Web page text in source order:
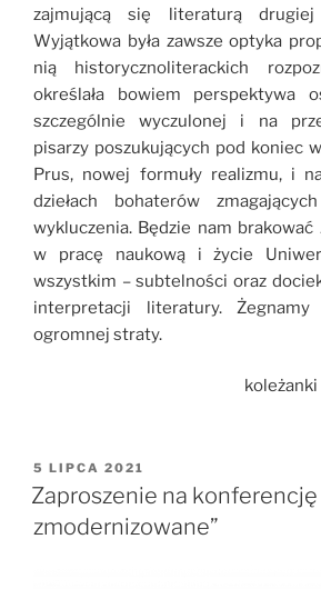
zajmującą się literaturą
Wyjątkowa była zawsze optyka
nią historycznoliterackich
określała bowiem perspektywa
szczególnie wyczulonej i na
pisarzy poszukujących pod koniec
Prus, nowej formuły realizmu, i
dziełach bohaterów
wykluczenia. Będzie nam brakować
w pracę naukową i życie
wszystkim – subtelności oraz
interpretacji literatury.
ogromnej straty.
koleżanki
OPUBLIKOWANE
W
5 LIPCA 2021
Zaproszenie na konferencję
zmodernizowane”